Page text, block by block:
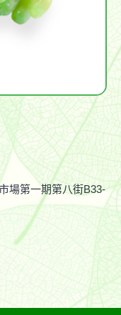
場第一期第八街B33-